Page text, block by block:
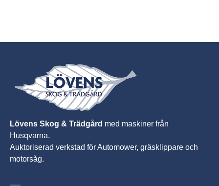
Lövens Skog & Trädgård med maskiner från
Husqvarna.
Auktoriserad verkstad för Automower, gräsklippare och
motorsåg.